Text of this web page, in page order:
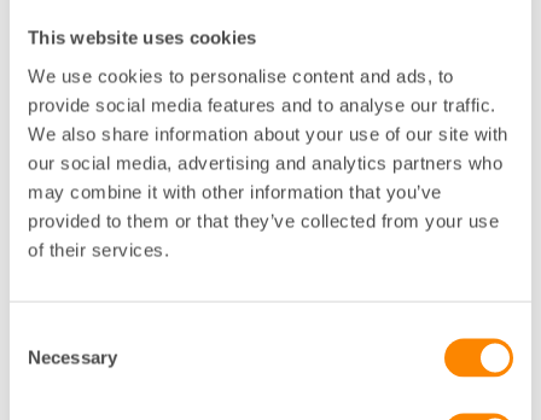
This website uses cookies
We use cookies to personalise content and ads, to
provide social media features and to analyse our traffic.
We also share information about your use of our site with
our social media, advertising and analytics partners who
may combine it with other information that you’ve
provided to them or that they’ve collected from your use
of their services.
Selection
Necessary
Fastighetsägarna har nu i samråd med vårt
Hållbarhetsråd beslutat att dessa gränsvärden ska
fortsätta att fungera som vägledning tills Sverige och
Boverketimplementerar det reviderade direktivet om
byggnaders energiprestanda (EPBD). Beslutet
säkerställer kontinuitet och tydlighet för
fastighetsägare under övergångsperioden och ger
branschen en stabil grund att agera utifrån.
– Vi erbjuder fastighetsägare tydliga gränsvärden som